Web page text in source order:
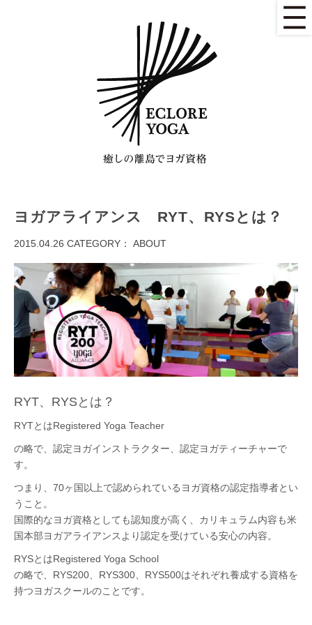
ヨガアライアンス RYT、RYSとは？
2015.04.26 CATEGORY： ABOUT
RYT、RYSとは？
RYTとはRegistered Yoga Teacher
の略で、認定ヨガインストラクター、認定ヨガティーチャーで
す。
つまり、70ヶ国以上で認められているヨガ資格の認定指導者とい
うこと。
国際的なヨガ資格としても認知度が高く、カリキュラム内容も米
国本部ヨガアライアンスより認定を受けている安心の内容。
RYSとはRegistered Yoga School
の略で、RYS200、RYS300、RYS500はそれぞれ養成する資格を
持つヨガスクールのことです。